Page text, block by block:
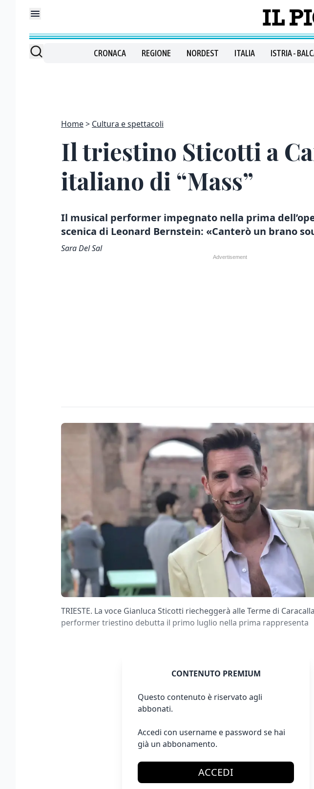
CRONACA REGIONE NORDEST ITALIA ISTRIA -
Home Cultura e spettacoli
Il triestino Sticotti a
italiano di “Mass”
Il musical performer impegnato nella prima
scenica di Leonard Bernstein: «Canterò un brano
Sara Del Sal
TRIESTE. La voce Gianluca Sticotti riecheggerà alle Terme di
performer triestino debutta il primo luglio nella prima rappresenta
CONTENUTO PREMIUM
Questo contenuto è riservato agli
abbonati.
Accedi con username e password se hai
già un abbonamento.
ACCEDI